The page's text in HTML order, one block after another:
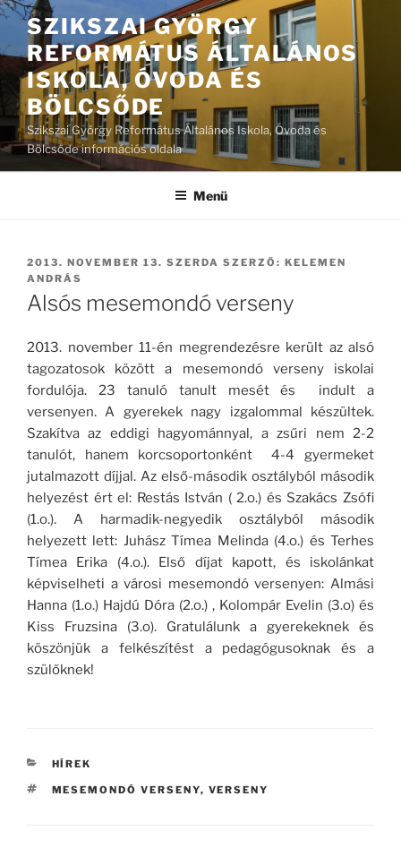
Tartalomhoz
SZIKSZAI GYÖRGY
REFORMÁTUS ÁLTALÁNOS
ISKOLA, ÓVODA ÉS
BÖLCSŐDE
Szikszai György Református Általános Iskola, Óvoda és
Bölcsőde információs oldala
Menü
BEKÜLDVE:
2013. NOVEMBER 13. SZERDA SZERZŐ: KELEMEN
ANDRÁS
Alsós mesemondó verseny
2013. november 11-én megrendezésre került az alsó
tagozatosok között a mesemondó verseny iskolai
fordulója. 23 tanuló tanult mesét és indult a
versenyen. A gyerekek nagy izgalommal készültek.
Szakítva az eddigi hagyománnyal, a zsűri nem 2-2
tanulót, hanem korcsoportonként 4-4 gyermeket
jutalmazott díjjal. Az első-második osztályból második
helyezést ért el: Restás István ( 2.o.) és Szakács Zsófi
(1.o.). A harmadik-negyedik osztályból második
helyezett lett: Juhász Tímea Melinda (4.o.) és Terhes
Tímea Erika (4.o.). Első díjat kapott, és iskolánkat
képviselheti a városi mesemondó versenyen: Almási
Hanna (1.o.) Hajdú Dóra (2.o.) , Kolompár Evelin (3.o) és
Kiss Fruzsina (3.o). Gratulálunk a gyerekeknek és
köszönjük a felkészítést a pedagógusoknak és a
szülőknek!
KATEGÓRIÁK
HÍREK
CÍMKÉK
MESEMONDÓ VERSENY, VERSENY